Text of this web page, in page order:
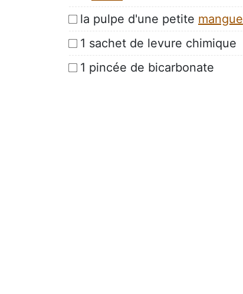
la pulpe d'une petite mangue
1 sachet de levure chimique
1 pincée de bicarbonate